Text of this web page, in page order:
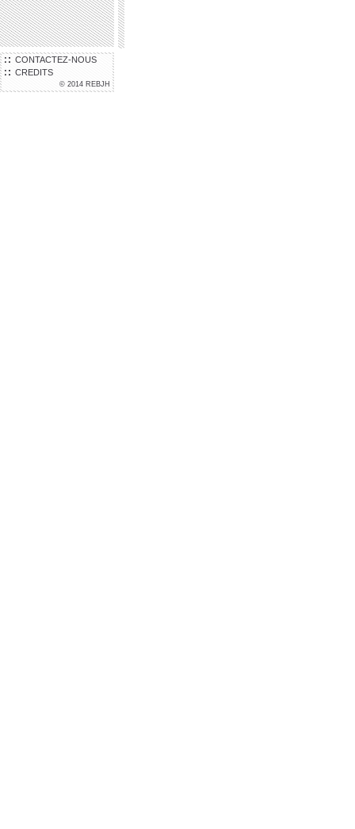
CONTACTEZ-NOUS
CREDITS
© 2014 REBJH